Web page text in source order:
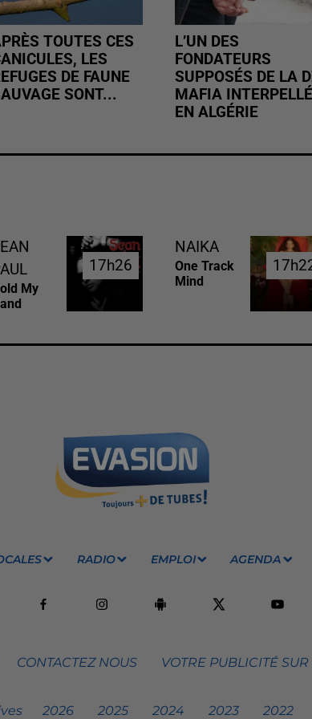
TOUTES CES
LES
DE FAUNE
SONT...
L’UN DES
FONDATEURS
SUPPOSÉS DE LA
MAFIA INTERPELLÉ
EN ALGÉRIE
My
17h26
17h26
NAIKA
One Track
Mind
RADIO EMPLOI AGENDA
CONTACTEZ NOUS VOTRE PUBLICITÉ
2026 2025 2024 2023 2022